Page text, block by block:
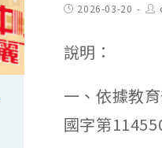
Post2026-03-20
說明：
一、依據教
國字第